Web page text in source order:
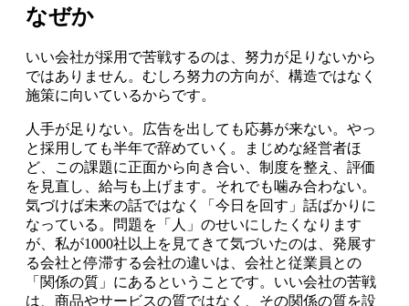
なぜか
いい会社が採用で苦戦するのは、努力が足りないから
ではありません。むしろ努力の方向が、構造ではなく
施策に向いているからです。
人手が足りない。広告を出しても応募が来ない。やっ
と採用しても半年で辞めていく。まじめな経営者ほ
ど、この課題に正面から向き合い、制度を整え、評価
を見直し、給与も上げます。それでも噛み合わない。
気づけば未来の話ではなく「今日を回す」話ばかりに
なっている。問題を「人」のせいにしたくなります
が、私が1000社以上を見てきて気づいたのは、発展す
る会社と停滞する会社の違いは、会社と従業員との
「関係の質」にあるということです。いい会社の苦戦
は、商品やサービスの質ではなく、その関係の質を設